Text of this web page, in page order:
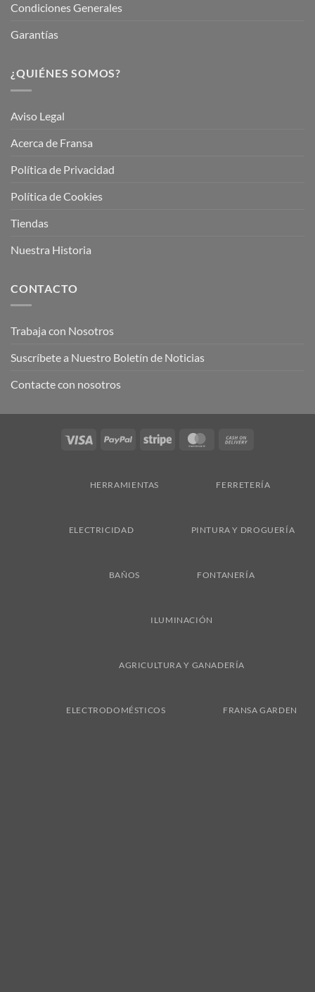
Condiciones Generales
Garantías
¿QUIÉNES SOMOS?
Aviso Legal
Acerca de Fransa
Política de Privacidad
Política de Cookies
Tiendas
Nuestra Historia
CONTACTO
Trabaja con Nosotros
Suscríbete a Nuestro Boletín de Noticias
Contacte con nosotros
Visa PayPal Stripe MasterCard
HERRAMIENTAS FERRETERÍA
ELECTRICIDAD PINTURA Y DROGUERÍA
BAÑOS FONTANERÍA
ILUMINACIÓN
AGRICULTURA Y GANADERÍA
ELECTRODOMÉSTICOS FRANSA GARDEN